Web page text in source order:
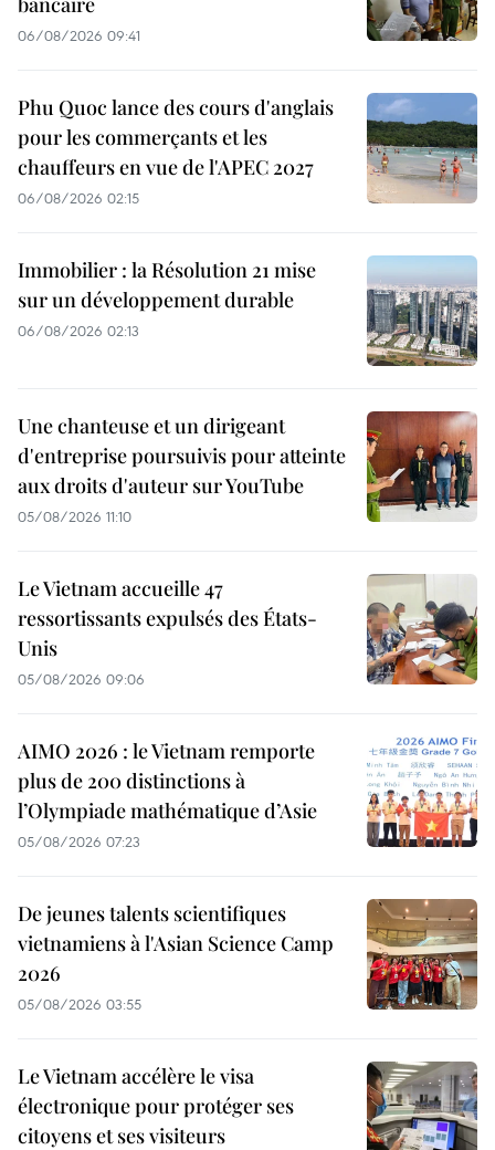
06/08/2026 09:41
Phu Quoc lance des cours d'anglais
pour les commerçants et les
chauffeurs en vue de l'APEC 2027
06/08/2026 02:15
Immobilier : la Résolution 21 mise
sur un développement durable
06/08/2026 02:13
Une chanteuse et un dirigeant
d'entreprise poursuivis pour atteinte
aux droits d'auteur sur YouTube
05/08/2026 11:10
Le Vietnam accueille 47
ressortissants expulsés des États-
Unis
05/08/2026 09:06
AIMO 2026 : le Vietnam remporte
plus de 200 distinctions à
l’Olympiade mathématique d’Asie
05/08/2026 07:23
De jeunes talents scientifiques
vietnamiens à l'Asian Science Camp
2026
05/08/2026 03:55
Le Vietnam accélère le visa
électronique pour protéger ses
citoyens et ses visiteurs